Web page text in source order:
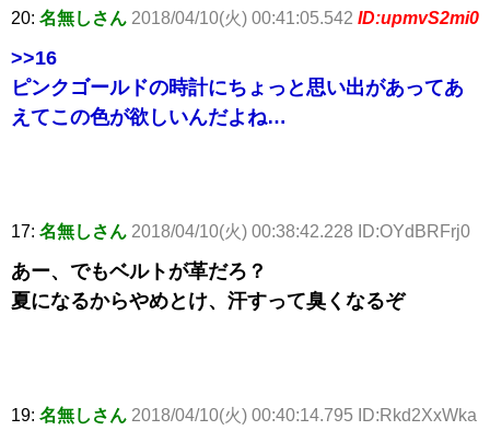
20: 名無しさん 2018/04/10(火) 00:41:05.542 ID:upmvS2mi0
>>16
ピンクゴールドの時計にちょっと思い出があってあ
えてこの色が欲しいんだよね…
17: 名無しさん 2018/04/10(火) 00:38:42.228 ID:OYdBRFrj0
あー、でもベルトが革だろ？
夏になるからやめとけ、汗すって臭くなるぞ
19: 名無しさん 2018/04/10(火) 00:40:14.795 ID:Rkd2XxWka